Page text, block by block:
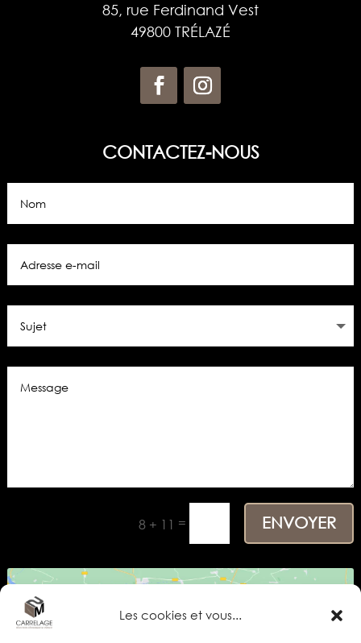
Les cookies et vous...
85, rue Ferdinand Vest
49800 TRÉLAZÉ
CONTACTEZ-NOUS
8 + 11 = ENVOYER